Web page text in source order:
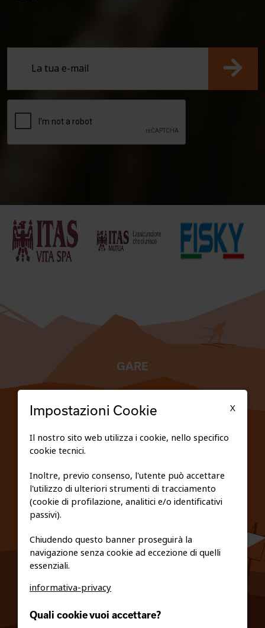
GARE
PRIVACY E COOKIE POLICY
info@fiso.it|fiso@pec-mail.eu
X
Impostazioni Cookie
Il nostro sito web utilizza i cookie, nello specifico
cookie tecnici.
Inoltre, previo consenso, l'utente può accettare
l'utilizzo di ulteriori strumenti di tracciamento
(cookie di profilazione, analitici e/o identificativi
passivi).
Chiudendo questo banner proseguirà la
navigazione senza cookie ad eccezione di quelli
essenziali.
informativa-privacy
Quali cookie vuoi accettare?